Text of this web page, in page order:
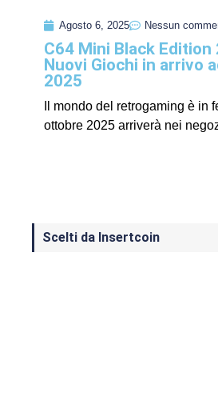
Agosto 6, 2025 Nessun
C64 Mini Black Edition
Nuovi Giochi in arrivo
2025
Il mondo del retrogaming è in
ottobre 2025 arriverà nei
Scelti da Insertcoin